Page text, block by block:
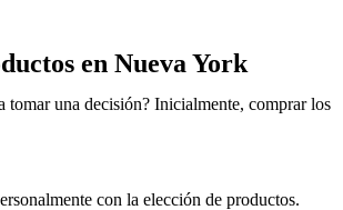
en Nueva York
tomar una decisión? Inicialmente, comprar los
con la elección de productos.